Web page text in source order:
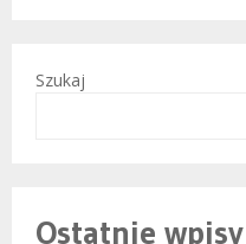
Szukaj
Ostatnie wpisy